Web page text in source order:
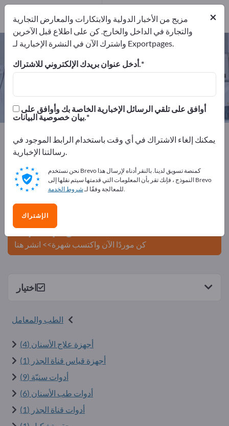
المنتجات الخاصة بالأسنان – اعثر على
الشركات المصنعة والموردين
من
15
Exportpages الطب والمعامل المنتجات الخاصة بالأسنان
أعلن مجانًا على Exportpages!
الاحتياجات – العروض – السلع المستعملة – جهات الاتصال
التجارية >> ابدأ من هنا
انشر شركتك ومنتجاتك على
Exportpages.
كن موردًا الآن واكتسب شهرة>> انشر هنا
اختيار
الطب والمعامل
أجهزة علاج الأسنان (4)
أجهزة قياس قناة الجذر (1)
أدوات سنيّة (9)
أدوات طب الأسنان (6)
أدوات قناة الجذر (1)
×
مزيج من الأخبار الدولية والابتكارات والمعارض التجارية
والتجارة في الداخل والخارج. كن على اطلاع قبل الآخرين
واشترك الآن في النشرة الإخبارية لـ Exportpages.
أدخل عنوان بريدك الإلكتروني للاشتراك.
بيان خصوصية البيانات.
يمكنك إلغاء الاشتراك في أي وقت باستخدام الرابط الموجود في
رسالتنا الإخبارية.
نحن نستخدم Brevo كمنصة تسويق لدينا. بالنقر أدناه لإرسال هذا
النموذج ، فإنك تقر بأن المعلومات التي قدمتها سيتم نقلها إلى Brevo
للمعالجة وفقًا لـشروط الخدمة .
الإشتراك